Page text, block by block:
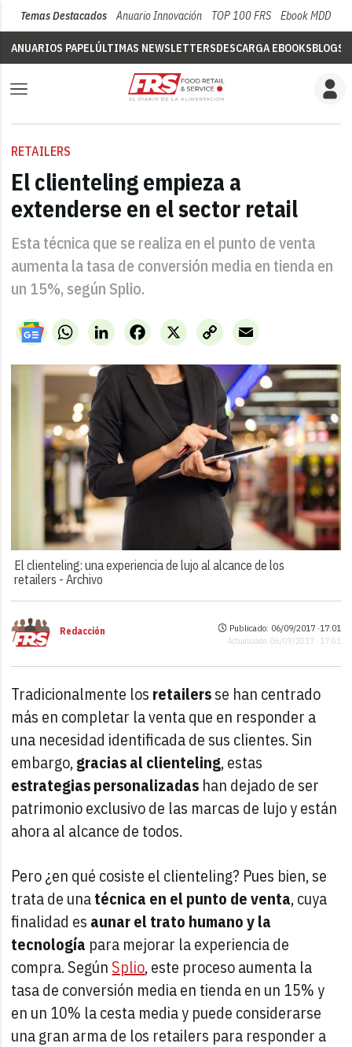
Temas Destacados Anuario Innovación TOP 100 FRS Ebook MDD
ANUARIOS PAPELÚLTIMAS NEWSLETTERSDESCARGA EBOOKSBLOGS
RETAILERS
El clienteling empieza a
extenderse en el sector retail
Esta técnica que se realiza en el punto de venta
aumenta la tasa de conversión media en tienda en
un 15%, según Splio.
WhatsAppLinkedIn X
Facebook
Copy
Link
Email
El clienteling: una experiencia de lujo al alcance de los
retailers -Archivo
Redacción Publicado: 06/09/2017 ·17:01
Actualizado: 06/09/2017 · 17:01
Tradicionalmente los retailersse han centrado
más en completar la venta que en responder a
una necesidad identificada de sus clientes. Sin
embargo,gracias al clienteling, estas
estrategias personalizadas han dejado de ser
patrimonio exclusivo de las marcas de lujo y están
ahora al alcance de todos.
Pero ¿en qué cosiste el clienteling? Pues bien, se
trata de unatécnica en el punto de venta, cuya
finalidad es aunar el trato humano y la
tecnología para mejorar la experiencia de
compra. SegúnSplio, este proceso aumenta la
tasa de conversión media en tienda en un 15% y
en un 10% la cesta media y puede considerarse
una gran arma de los retailers para responder a